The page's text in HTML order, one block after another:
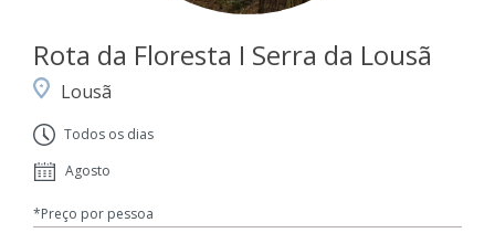
Rota da Floresta I Serra da Lousã
Lousã
Todos os dias
Agosto
*Preço por pessoa